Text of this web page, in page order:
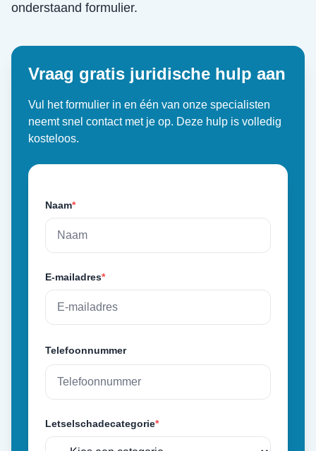
onderstaand formulier.
Vraag gratis juridische hulp aan
Vul het formulier in en één van onze specialisten
neemt snel contact met je op. Deze hulp is volledig
kosteloos.
Naam*
E-mailadres*
Telefoonnummer
Letselschadecategorie*